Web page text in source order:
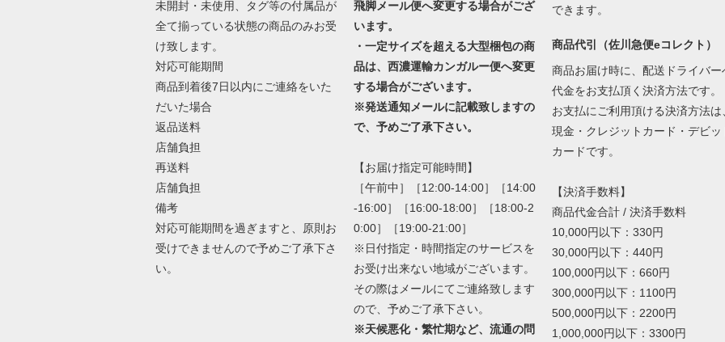
未開封・未使用、タグ等の付属品が
全て揃っている状態の商品のみお受
け致します。
対応可能期間
商品到着後7日以内にご連絡をいた
だいた場合
返品送料
店舗負担
再送料
店舗負担
備考
対応可能期間を過ぎますと、原則お
受けできませんので予めご了承下さ
い。
飛脚メール便へ変更する場合がござ
います。
・一定サイズを超える大型梱包の商
品は、西濃運輸カンガルー便へ変更
する場合がございます。
※発送通知メールに記載致しますの
で、予めご了承下さい。
【お届け指定可能時間】
［午前中］［12:00-14:00］［14:00
-16:00］［16:00-18:00］［18:00-2
0:00］［19:00-21:00］
※日付指定・時間指定のサービスを
お受け出来ない地域がございます。
その際はメールにてご連絡致します
ので、予めご了承下さい。
※天候悪化・繁忙期など、流通の問
できます。
商品代引（佐川急便eコレクト）
商品お届け時に、配送ドライバー
代金をお支払頂く決済方法です。
お支払にご利用頂ける決済方法は
現金・クレジットカード・デビッ
カードです。
【決済手数料】
商品代金合計 / 決済手数料
10,000円以下：330円
30,000円以下：440円
100,000円以下：660円
300,000円以下：1100円
500,000円以下：2200円
1,000,000円以下：3300円